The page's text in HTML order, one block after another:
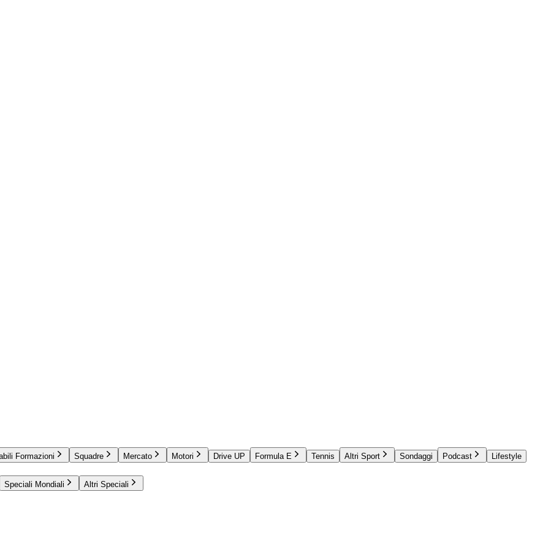
Formazioni Squadre Mercato Motori Drive UP Formula E Tennis Altri Sport Sondaggi Podcast
Lifestyle
Speciali Mondiali Altri Speciali